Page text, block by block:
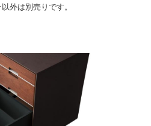
外は別売りです。